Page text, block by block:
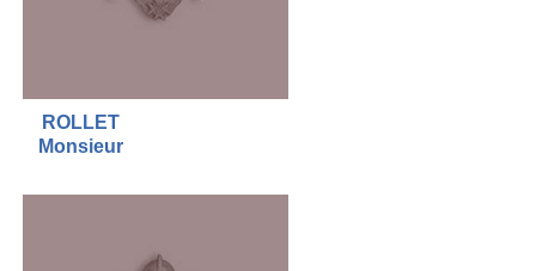
ROLLET
Monsieur